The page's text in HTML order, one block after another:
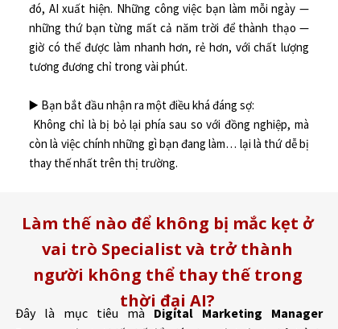
đó, AI xuất hiện. Những công việc bạn làm mỗi ngày —
những thứ bạn từng mất cả năm trời để thành thạo —
giờ có thể được làm nhanh hơn, rẻ hơn, với chất lượng
tương đương chỉ trong vài phút.
▶️ Bạn bắt đầu nhận ra một điều khá đáng sợ:
Không chỉ là bị bỏ lại phía sau so với đồng nghiệp, mà
còn là việc chính những gì bạn đang làm… lại là thứ dễ bị
thay thế nhất trên thị trường.
Đây là mục tiêu mà Digital Marketing Manager
Làm thế nào để không bị mắc kẹt ở
vai trò Specialist và trở thành
người không thể thay thế trong
thời đại AI?